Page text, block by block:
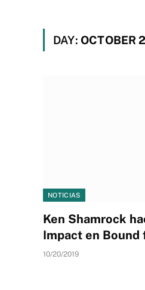
DAY: OCTOBER
NOTICIAS
Ken Shamrock
Impact en Bound
10/20/2019